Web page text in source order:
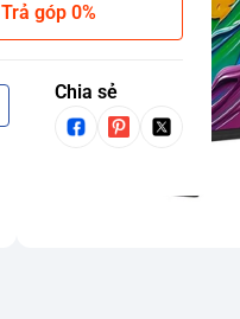
Trả góp 0%
Chia sẻ